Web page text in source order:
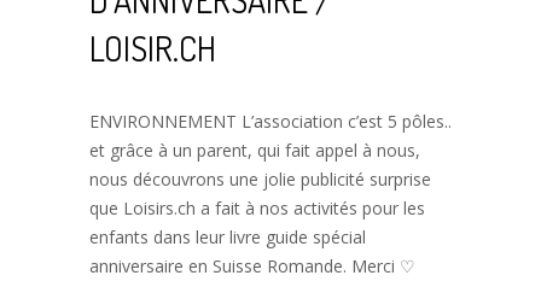
LOISIR.CH
ENVIRONNEMENT L’association c’est 5 pôles..
et grâce à un parent, qui fait appel à nous,
nous découvrons une jolie publicité surprise
que Loisirs.ch a fait à nos activités pour les
enfants dans leur livre guide spécial
anniversaire en Suisse Romande. Merci ♡